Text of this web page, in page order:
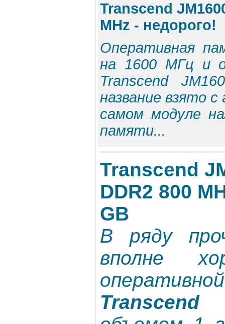
Transcend
MHz - недорого!
Оперативная
на 1600 МГц и
Transcend
название взято
самом модуле
памяти...
Transcend
DDR2 800
GB
В ряду
вполне